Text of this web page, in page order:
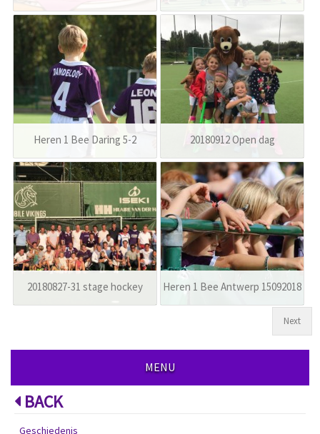
Heren 1 Bee Daring 5-2 20180912 Open dag
20180827-31 stage hockey Heren 1 Bee Antwerp 15092018
Next
MENU
BACK
Geschiedenis